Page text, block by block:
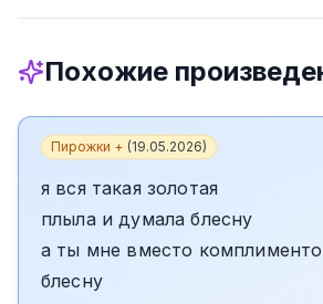
Похожие
Пирожки + (19.05.2026)
я вся такая золотая
плыла и думала блесну
а ты мне вместо
блесну